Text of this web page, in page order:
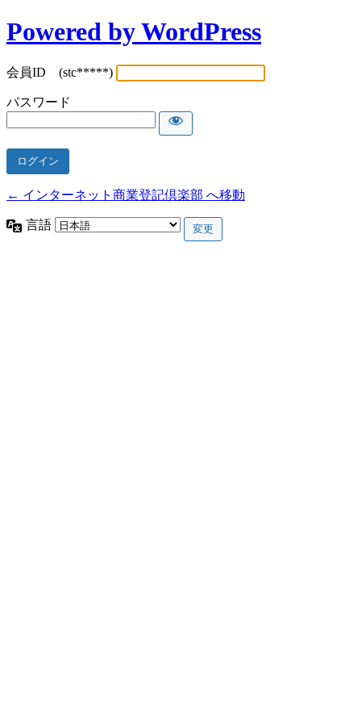
Powered by WordPress
会員ID (stc*****)
パスワード
← インターネット商業登記倶楽部 へ移動
言語